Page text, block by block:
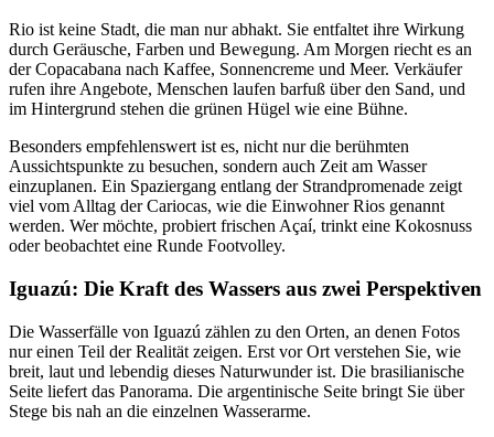
Rio ist keine Stadt, die man nur abhakt. Sie entfaltet ihre Wirkung
durch Geräusche, Farben und Bewegung. Am Morgen riecht es an
der Copacabana nach Kaffee, Sonnencreme und Meer. Verkäufer
rufen ihre Angebote, Menschen laufen barfuß über den Sand, und
im Hintergrund stehen die grünen Hügel wie eine Bühne.
Besonders empfehlenswert ist es, nicht nur die berühmten
Aussichtspunkte zu besuchen, sondern auch Zeit am Wasser
einzuplanen. Ein Spaziergang entlang der Strandpromenade zeigt
viel vom Alltag der Cariocas, wie die Einwohner Rios genannt
werden. Wer möchte, probiert frischen Açaí, trinkt eine Kokosnuss
oder beobachtet eine Runde Footvolley.
Iguazú: Die Kraft des Wassers aus zwei Perspektiven
Die Wasserfälle von Iguazú zählen zu den Orten, an denen Fotos
nur einen Teil der Realität zeigen. Erst vor Ort verstehen Sie, wie
breit, laut und lebendig dieses Naturwunder ist. Die brasilianische
Seite liefert das Panorama. Die argentinische Seite bringt Sie über
Stege bis nah an die einzelnen Wasserarme.